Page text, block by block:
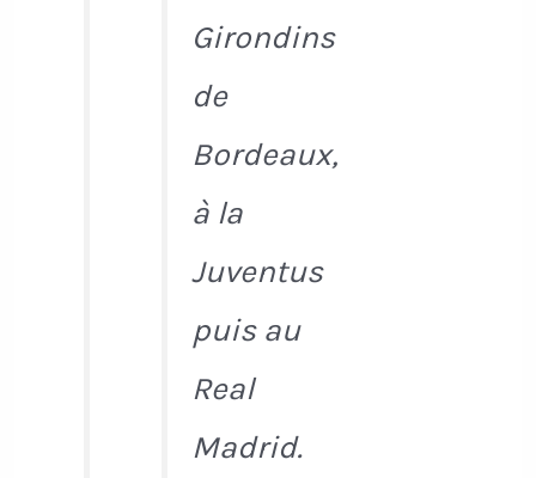
Girondins
de
Bordeaux,
à la
Juventus
puis au
Real
Madrid.